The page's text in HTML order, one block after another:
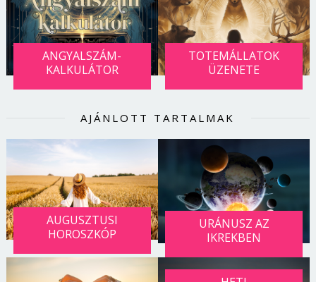
ANGYALSZÁM-
KALKULÁTOR
TOTEMÁLLATOK
ÜZENETE
AJÁNLOTT TARTALMAK
AUGUSZTUSI
HOROSZKÓP
URÁNUSZ AZ
IKREKBEN
Jelszó
Mégse Bejelentkezés